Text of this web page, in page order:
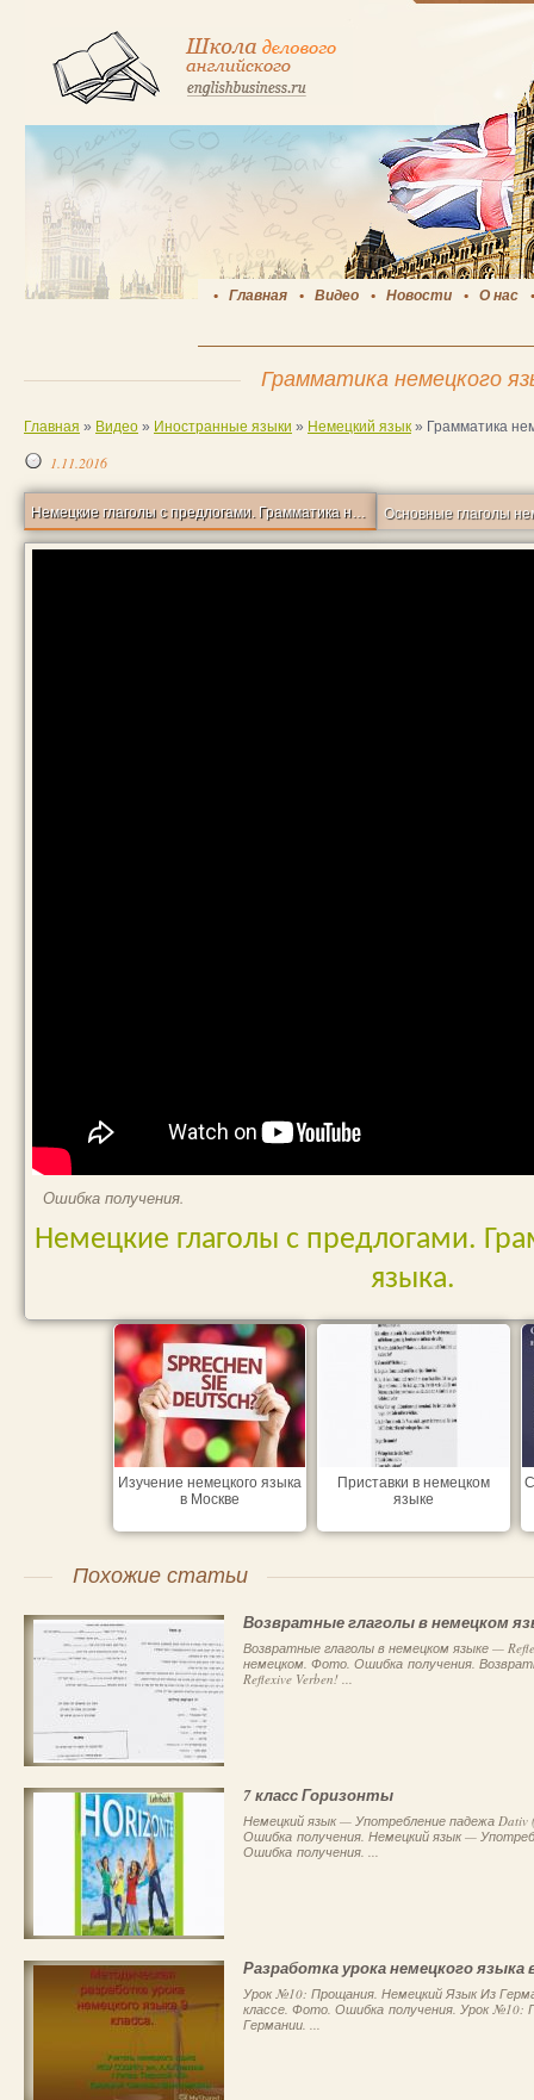
Главная Видео Новости О нас
Грамматика немецкого
Главная » Видео » Иностранные языки » Немецкий язык » Грамматика
1.11.2016
Немецкие глаголы с предлогами. Грамматика немецкого языка.
Ошибка получения.
Немецкие глаголы с предлогами.
языка.
Изучение немецкого языка
в Москве
Приставки в немецком
языке
Похожие статьи
Возвратные глаголы в немецком
Возвратные глаголы в немецком языке —
немецком. Фото. Ошибка получения.
Reflexive Verben! ...
7 класс Горизонты
Немецкий язык — Употребление падежа
Ошибка получения. Немецкий язык —
Ошибка получения. ...
Разработка урока немецкого языка
Урок №10: Прощания. Немецкий Язык Из
классе. Фото. Ошибка получения. Урок №10:
Германии. ...